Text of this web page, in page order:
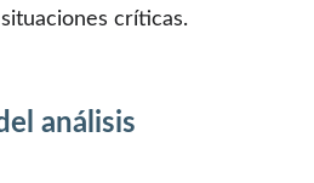
críticas.
análisis